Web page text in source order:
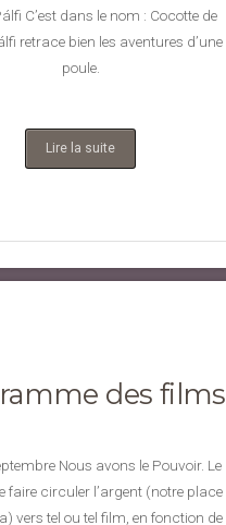
C’est dans le nom : Cocotte de
retrace bien les aventures d’une
poule.
Lire la suite
des films
Nous avons le Pouvoir. Le
faire circuler l’argent (notre place
vers tel ou tel film, en fonction de